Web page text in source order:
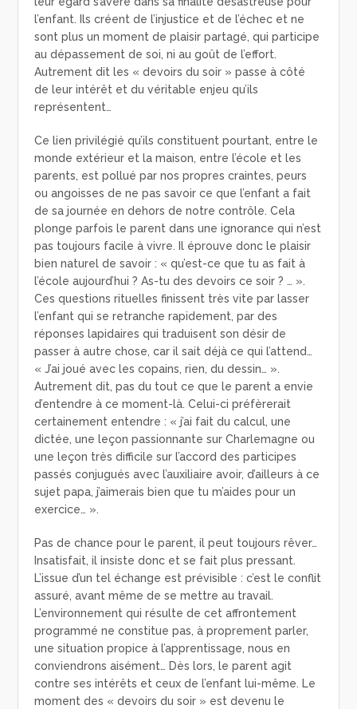
l’enfant. Ils créent de l’injustice et de l’échec et ne
sont plus un moment de plaisir partagé, qui participe
au dépassement de soi, ni au goût de l’effort.
Autrement dit les « devoirs du soir » passe à côté
de leur intérêt et du véritable enjeu qu’ils
représentent…
Ce lien privilégié qu’ils constituent pourtant, entre le
monde extérieur et la maison, entre l’école et les
parents, est pollué par nos propres craintes, peurs
ou angoisses de ne pas savoir ce que l’enfant a fait
de sa journée en dehors de notre contrôle. Cela
plonge parfois le parent dans une ignorance qui n’est
pas toujours facile à vivre. Il éprouve donc le plaisir
bien naturel de savoir : « qu’est-ce que tu as fait à
l’école aujourd’hui ? As-tu des devoirs ce soir ? … ».
Ces questions rituelles finissent très vite par lasser
l’enfant qui se retranche rapidement, par des
réponses lapidaires qui traduisent son désir de
passer à autre chose, car il sait déjà ce qui l’attend…
« J’ai joué avec les copains, rien, du dessin… ».
Autrement dit, pas du tout ce que le parent a envie
d’entendre à ce moment-là. Celui-ci préfèrerait
certainement entendre : « j’ai fait du calcul, une
dictée, une leçon passionnante sur Charlemagne ou
une leçon très difficile sur l’accord des participes
passés conjugués avec l’auxiliaire avoir, d’ailleurs à ce
sujet papa, j’aimerais bien que tu m’aides pour un
exercice… ».
Pas de chance pour le parent, il peut toujours rêver…
Insatisfait, il insiste donc et se fait plus pressant.
L’issue d’un tel échange est prévisible : c’est le conflit
assuré, avant même de se mettre au travail.
L’environnement qui résulte de cet affrontement
programmé ne constitue pas, à proprement parler,
une situation propice à l’apprentissage, nous en
conviendrons aisément… Dès lors, le parent agit
contre ses intérêts et ceux de l’enfant lui-même. Le
moment des « devoirs du soir » est devenu le